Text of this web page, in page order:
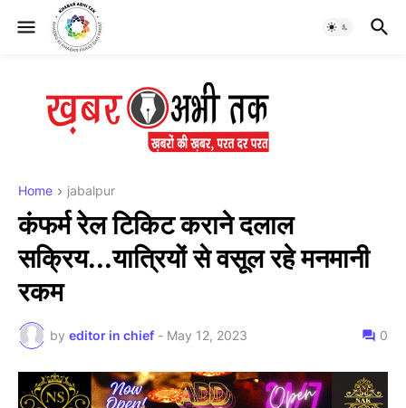
Home jabalpur
कंफर्म रेल टिकिट कराने दलाल
सक्रिय...यात्रियों से वसूल रहे मनमानी
रकम
by editor in chief - May 12, 2023 0